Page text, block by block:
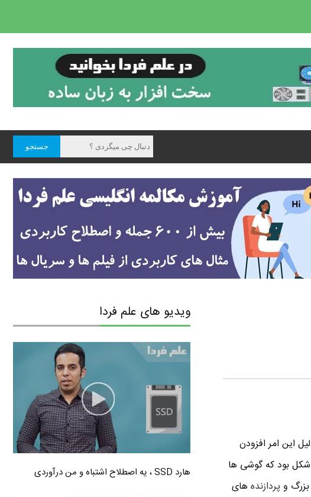
های 3 4 سال قبل هستند . دلیل این امر افزودن
شکل بود که گوشی ها
و پردازنده های
ویدیو های علم فردا
هارد SSD ، یه اصطلاح اشتباه و من درآوردی